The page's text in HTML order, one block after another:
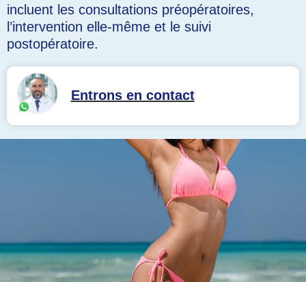
incluent les consultations préopératoires,
l’intervention elle-même et le suivi
postopératoire.
Entrons en contact